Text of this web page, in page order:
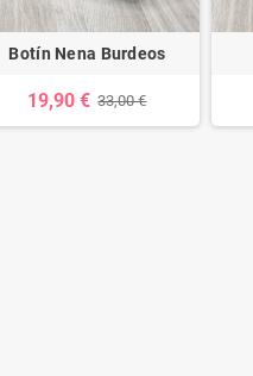
Botín Nena Burdeos
19,90 € 33,00 €